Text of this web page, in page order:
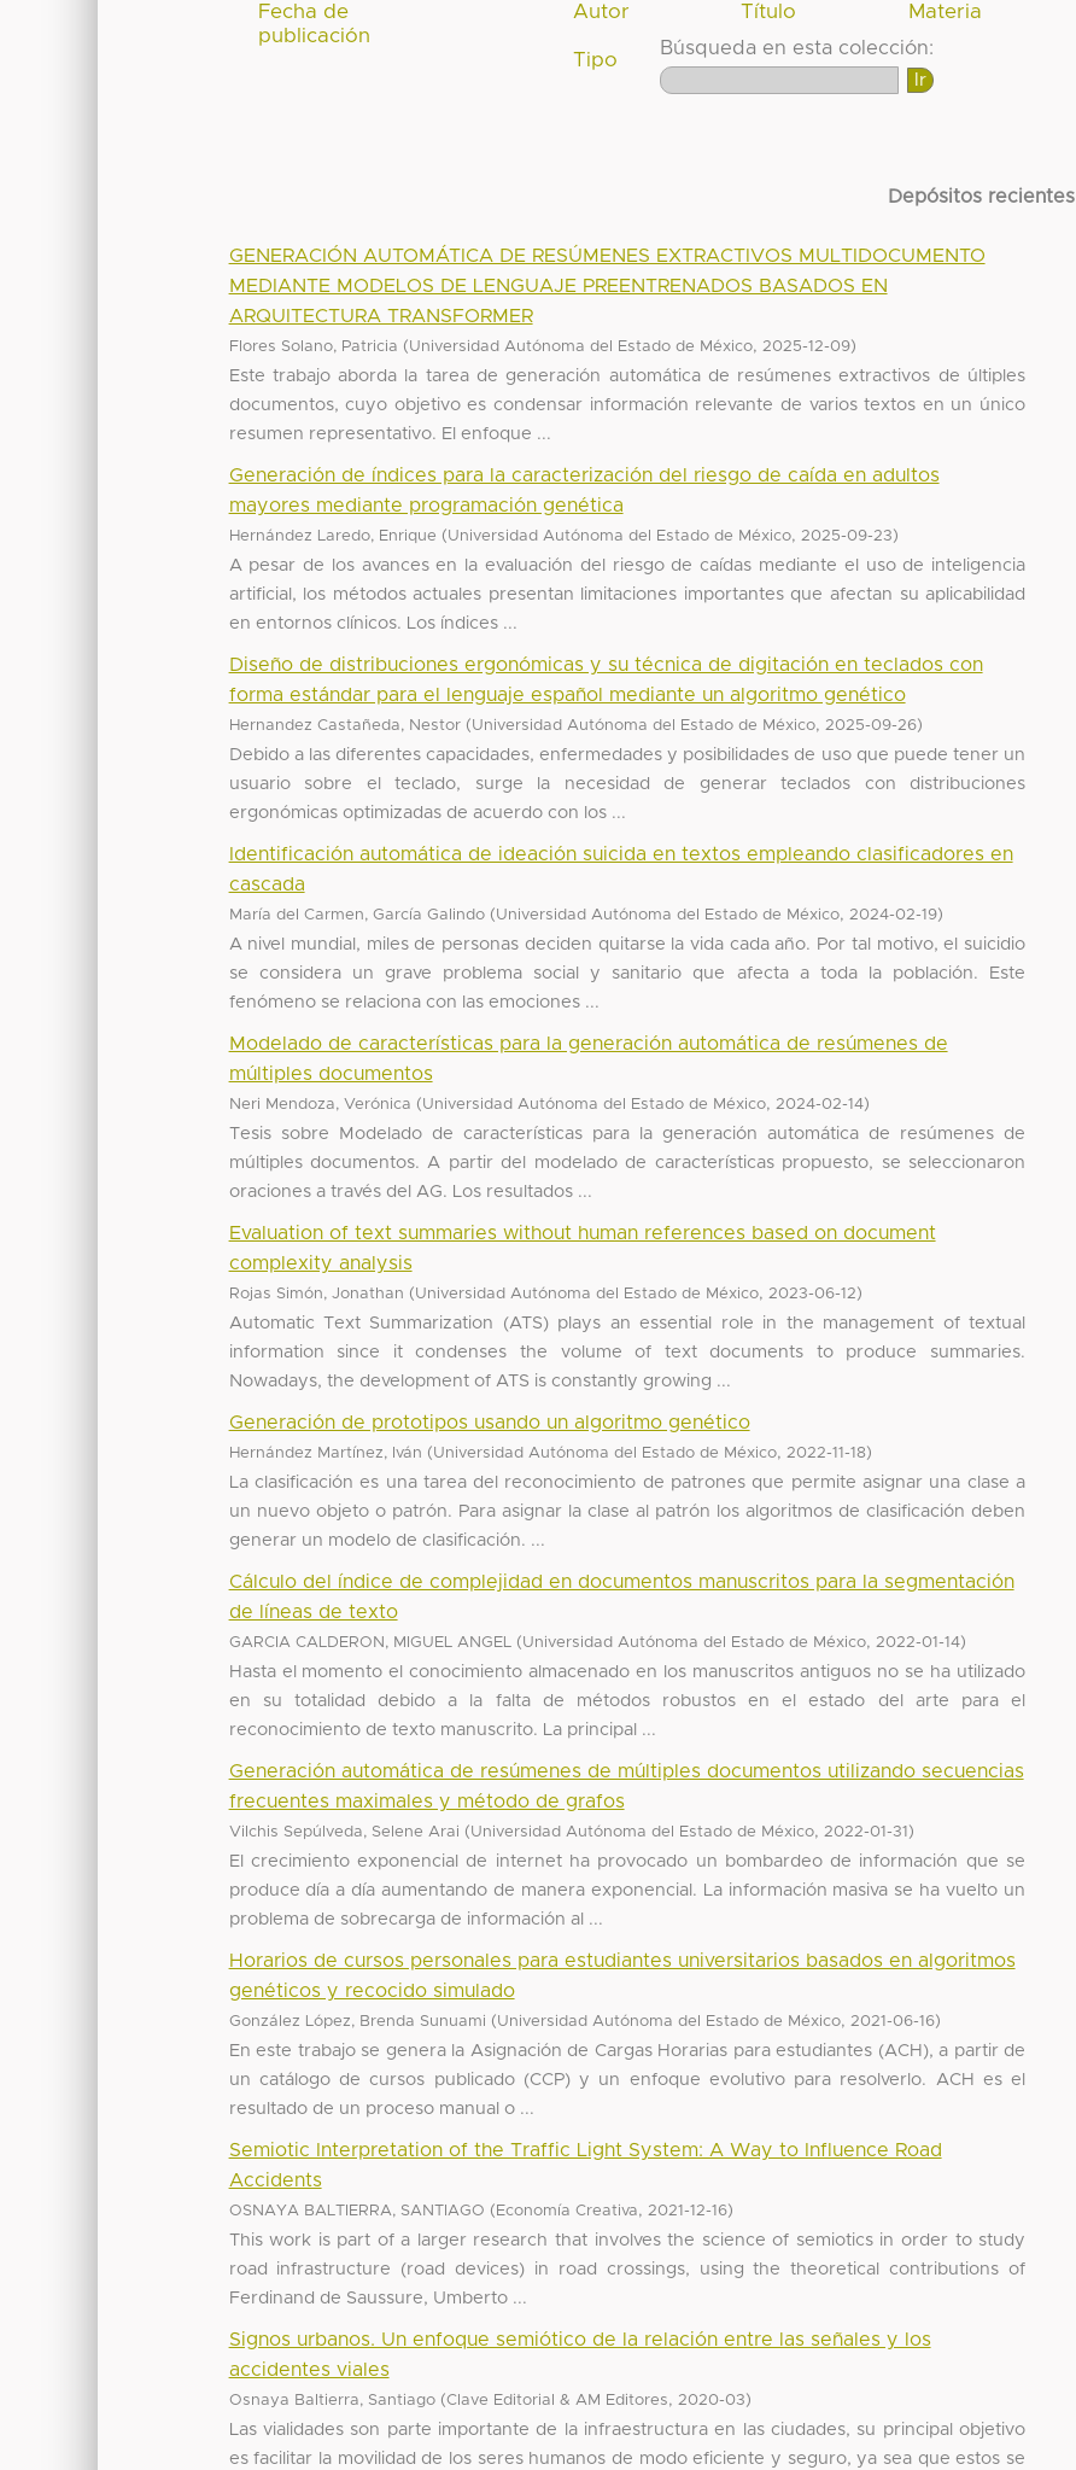
Fecha de
publicación
Autor Título Materia
Tipo
Búsqueda en esta colección:
Depósitos recientes
GENERACIÓN AUTOMÁTICA DE RESÚMENES EXTRACTIVOS MULTIDOCUMENTO
MEDIANTE MODELOS DE LENGUAJE PREENTRENADOS BASADOS EN
ARQUITECTURA TRANSFORMER
Flores Solano, Patricia (Universidad Autónoma del Estado de México, 2025-12-09)
Este trabajo aborda la tarea de generación automática de resúmenes extractivos de últiples
documentos, cuyo objetivo es condensar información relevante de varios textos en un único
resumen representativo. El enfoque ...
Generación de índices para la caracterización del riesgo de caída en adultos
mayores mediante programación genética
Hernández Laredo, Enrique (Universidad Autónoma del Estado de México, 2025-09-23)
A pesar de los avances en la evaluación del riesgo de caídas mediante el uso de inteligencia
artificial, los métodos actuales presentan limitaciones importantes que afectan su aplicabilidad
en entornos clínicos. Los índices ...
Diseño de distribuciones ergonómicas y su técnica de digitación en teclados con
forma estándar para el lenguaje español mediante un algoritmo genético
Hernandez Castañeda, Nestor (Universidad Autónoma del Estado de México, 2025-09-26)
Debido a las diferentes capacidades, enfermedades y posibilidades de uso que puede tener un
usuario sobre el teclado, surge la necesidad de generar teclados con distribuciones
ergonómicas optimizadas de acuerdo con los ...
Identificación automática de ideación suicida en textos empleando clasificadores en
cascada
María del Carmen, García Galindo (Universidad Autónoma del Estado de México, 2024-02-19)
A nivel mundial, miles de personas deciden quitarse la vida cada año. Por tal motivo, el suicidio
se considera un grave problema social y sanitario que afecta a toda la población. Este
fenómeno se relaciona con las emociones ...
Modelado de características para la generación automática de resúmenes de
múltiples documentos
Neri Mendoza, Verónica (Universidad Autónoma del Estado de México, 2024-02-14)
Tesis sobre Modelado de características para la generación automática de resúmenes de
múltiples documentos. A partir del modelado de características propuesto, se seleccionaron
oraciones a través del AG. Los resultados ...
Evaluation of text summaries without human references based on document
complexity analysis
Rojas Simón, Jonathan (Universidad Autónoma del Estado de México, 2023-06-12)
Automatic Text Summarization (ATS) plays an essential role in the management of textual
information since it condenses the volume of text documents to produce summaries.
Nowadays, the development of ATS is constantly growing ...
Generación de prototipos usando un algoritmo genético
Hernández Martínez, Iván (Universidad Autónoma del Estado de México, 2022-11-18)
La clasificación es una tarea del reconocimiento de patrones que permite asignar una clase a
un nuevo objeto o patrón. Para asignar la clase al patrón los algoritmos de clasificación deben
generar un modelo de clasificación. ...
Cálculo del índice de complejidad en documentos manuscritos para la segmentación
de líneas de texto
GARCIA CALDERON, MIGUEL ANGEL (Universidad Autónoma del Estado de México, 2022-01-14)
Hasta el momento el conocimiento almacenado en los manuscritos antiguos no se ha utilizado
en su totalidad debido a la falta de métodos robustos en el estado del arte para el
reconocimiento de texto manuscrito. La principal ...
Generación automática de resúmenes de múltiples documentos utilizando secuencias
frecuentes maximales y método de grafos
Vilchis Sepúlveda, Selene Arai (Universidad Autónoma del Estado de México, 2022-01-31 )
El crecimiento exponencial de internet ha provocado un bombardeo de información que se
produce día a día aumentando de manera exponencial. La información masiva se ha vuelto un
problema de sobrecarga de información al ...
Horarios de cursos personales para estudiantes universitarios basados en algoritmos
genéticos y recocido simulado
González López, Brenda Sunuami (Universidad Autónoma del Estado de México, 2021-06-16)
En este trabajo se genera la Asignación de Cargas Horarias para estudiantes (ACH), a partir de
un catálogo de cursos publicado (CCP) y un enfoque evolutivo para resolverlo. ACH es el
resultado de un proceso manual o ...
Semiotic Interpretation of the Traffic Light System: A Way to Influence Road
Accidents
OSNAYA BALTIERRA, SANTIAGO ( Economía Creativa, 2021-12-16)
This work is part of a larger research that involves the science of semiotics in order to study
road infrastructure (road devices) in road crossings, using the theoretical contributions of
Ferdinand de Saussure, Umberto ...
Signos urbanos. Un enfoque semiótico de la relación entre las señales y los
accidentes viales
Osnaya Baltierra, Santiago (Clave Editorial & AM Editores, 2020-03)
Las vialidades son parte importante de la infraestructura en las ciudades, su principal objetivo
es facilitar la movilidad de los seres humanos de modo eficiente y seguro, ya sea que estos se